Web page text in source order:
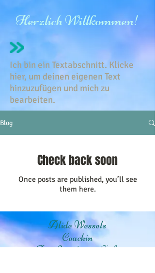
Herzlich Willkommen!
Ich bin ein Textabschnitt. Klicke
hier, um deinen eigenen Text
hinzuzufügen und mich zu
bearbeiten.
Blog
Check back soon
Once posts are published, you’ll see
them here.
Alide Wessels
Coachin
Am Suurhuser Tief 7